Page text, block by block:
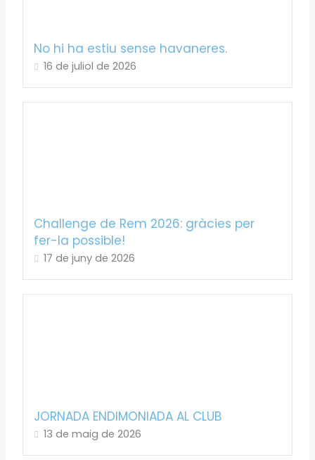
No hi ha estiu sense havaneres.
16 de juliol de 2026
Challenge de Rem 2026: gràcies per
fer-la possible!
17 de juny de 2026
JORNADA ENDIMONIADA AL CLUB
13 de maig de 2026